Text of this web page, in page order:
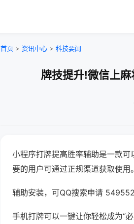
首页 > 资讯中心 > 科技要闻
牌技提升!微信上
小程序打牌提高胜率辅助是一款可
要的用户可通过正规渠道获取使用。
辅助安装，可QQ搜索申请
手机打牌可以一键让你轻松成为“